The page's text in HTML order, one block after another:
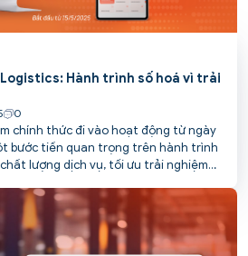
Hành trình số hoá vì trải
0
chính thức đi vào hoạt động từ ngày
bước tiến quan trọng trên hành trình
lượng dịch vụ, tối ưu trải nghiệm